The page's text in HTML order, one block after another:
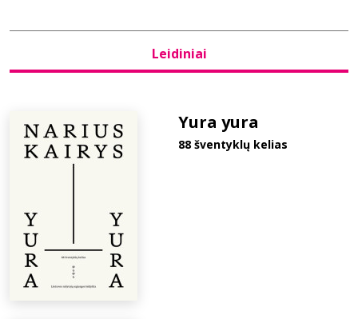
D.U.K.
Leidiniai
Yura yura
88 šventyklų kelias